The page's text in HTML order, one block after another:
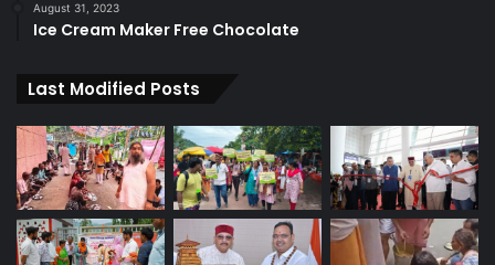
August 31, 2023
Ice Cream Maker Free Chocolate
Last Modified Posts